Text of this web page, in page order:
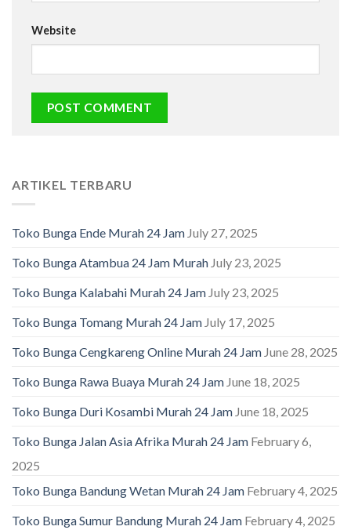
Website
ARTIKEL TERBARU
Toko Bunga Ende Murah 24 Jam July 27, 2025
Toko Bunga Atambua 24 Jam Murah July 23, 2025
Toko Bunga Kalabahi Murah 24 Jam July 23, 2025
Toko Bunga Tomang Murah 24 Jam July 17, 2025
Toko Bunga Cengkareng Online Murah 24 Jam June 28, 2025
Toko Bunga Rawa Buaya Murah 24 Jam June 18, 2025
Toko Bunga Duri Kosambi Murah 24 Jam June 18, 2025
Toko Bunga Jalan Asia Afrika Murah 24 Jam February 6,
2025
Toko Bunga Bandung Wetan Murah 24 Jam February 4, 2025
Toko Bunga Sumur Bandung Murah 24 Jam February 4, 2025